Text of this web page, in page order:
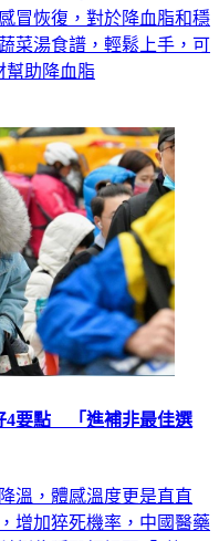
菜湯食譜，輕鬆上手，可
幫助降血脂
增加猝死機率，中國醫藥
劉俊廷醫師提醒「4族